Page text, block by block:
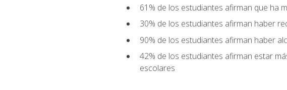
61% de los estudiantes afirman que ha
30% de los estudiantes afirman haber
90% de los estudiantes afirman haber
42% de los estudiantes afirman estar
escolares